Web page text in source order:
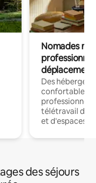
Nomades
déplacement
Des
confortables
professionnels
télétravail
et d'espaces
des séjours